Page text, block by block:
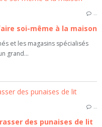
…
soi-même à la maison
et les magasins spécialisés
grand...
des punaises de lit